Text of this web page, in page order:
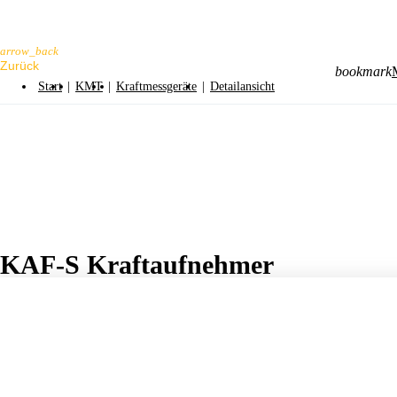
arrow_back
Start | KMT | Kraftmessgeräte | Detailansicht
bookmark
KAF-S Kraftaufnehmer